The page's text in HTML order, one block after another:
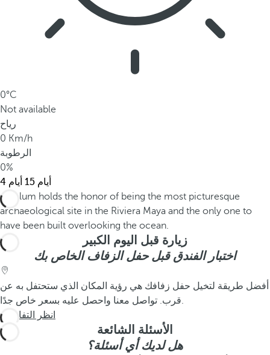
0°C
Not available
رياح
0 Km/h
الرطوبة
0%
4 أيام
15 أيام
زيارة قبل اليوم الكبير
اختبار الفندق قبل حفل الزفاف الخاص بك
أفضل طريقة لتخيل حفل زفافك هي رؤية المكان الذي ستحتفل به عن
قرب. تواصل معنا واحصل عليه بسعر خاص جدًا.
انظر التفاصيل
الأسئلة الشائعة
هل لديك أي أسئلة؟